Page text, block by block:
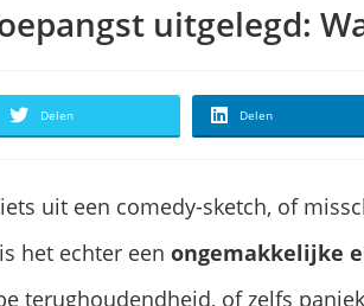
uitgelegd:
Delen Delen
uit een comedy-sketch, of
het echter een ongemakkelijke
terughoudendheid, of zelfs